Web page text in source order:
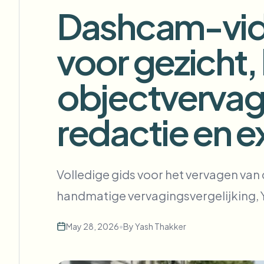
Browse every blur tool in one place
Praat met ons over volume, compliance en integraties.
KLAAR VOOR VOLUME
Contactformulier
Dashcam-
voor
redactie en
Volledige gids voor het vervagen van
handmatige vervagingsvergelijking,
May 28, 2026•ByYash Thakker